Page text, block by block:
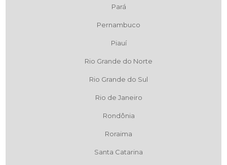
Pará
Pernambuco
Piauí
Rio Grande do Norte
Rio Grande do Sul
Rio de Janeiro
Rondônia
Roraima
Santa Catarina